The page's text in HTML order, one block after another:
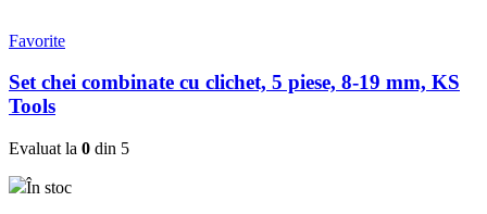
Favorite
Set chei combinate cu clichet, 5 piese, 8-19 mm, KS
Tools
Evaluat la 0 din 5
În stoc